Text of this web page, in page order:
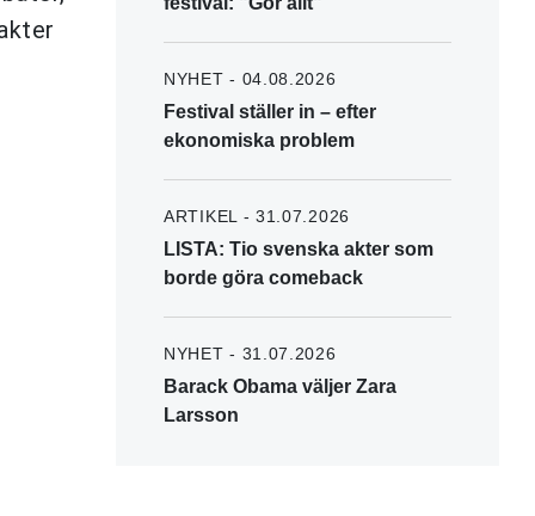
NYHET - 04.08.2026
Festival ställer in – efter
ekonomiska problem
ARTIKEL - 31.07.2026
LISTA: Tio svenska akter som
borde göra comeback
NYHET - 31.07.2026
Barack Obama väljer Zara
Larsson